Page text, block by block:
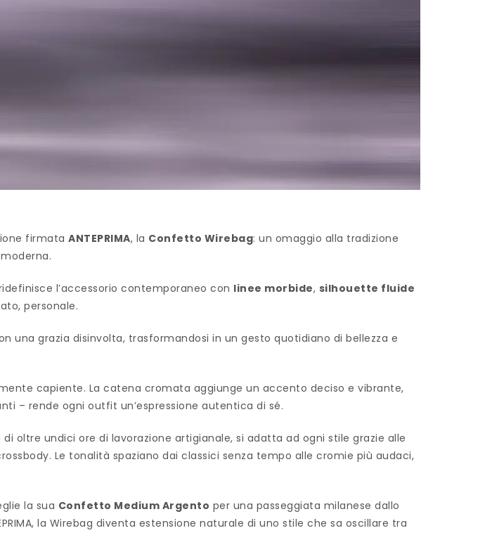
firmata ANTEPRIMA, la Confetto Wirebag: un omaggio alla tradizione
l’accessorio contemporaneo con linee morbide, silhouette fluide
personale.
una grazia disinvolta, trasformandosi in un gesto quotidiano di bellezza e
capiente. La catena cromata aggiunge un accento deciso e vibrante,
– rende ogni outfit un’espressione autentica di sé.
oltre undici ore di lavorazione artigianale, si adatta ad ogni stile grazie alle
Le tonalità spaziano dai classici senza tempo alle cromie più audaci,
la sua Confetto Medium Argento per una passeggiata milanese dallo
la Wirebag diventa estensione naturale di uno stile che sa oscillare tra